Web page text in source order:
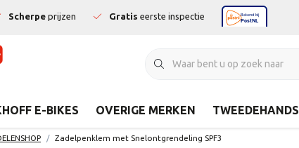
Scherpe prijzen Gratis eerste inspectie
E-BIKES OVERIGE MERKEN TWEEDEHANDS
Zadelpenklem met Snelontgrendeling SPF3